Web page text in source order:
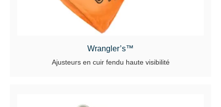
Wrangler’s™
Ajusteurs en cuir fendu haute visibilité